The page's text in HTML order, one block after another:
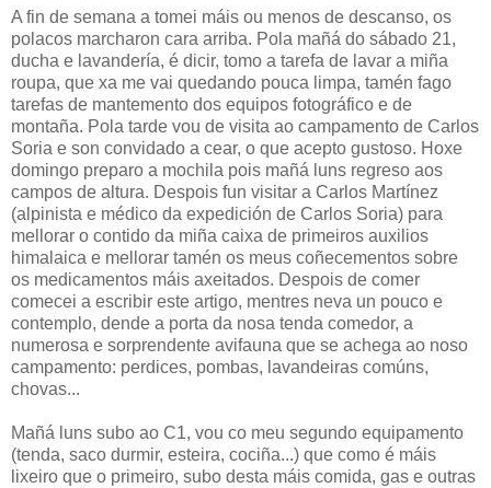
A fin de semana a tomei máis ou menos de descanso, os
polacos marcharon cara arriba. Pola mañá do sábado 21,
ducha e lavandería, é dicir, tomo a tarefa de lavar a miña
roupa, que xa me vai quedando pouca limpa, tamén fago
tarefas de mantemento dos equipos fotográfico e de
montaña. Pola tarde vou de visita ao campamento de Carlos
Soria e son convidado a cear, o que acepto gustoso. Hoxe
domingo preparo a mochila pois mañá luns regreso aos
campos de altura. Despois fun visitar a Carlos Martínez
(alpinista e médico da expedición de Carlos Soria) para
mellorar o contido da miña caixa de primeiros auxilios
himalaica e mellorar tamén os meus coñecementos sobre
os medicamentos máis axeitados. Despois de comer
comecei a escribir este artigo, mentres neva un pouco e
contemplo, dende a porta da nosa tenda comedor, a
numerosa e sorprendente avifauna que se achega ao noso
campamento: perdices, pombas, lavandeiras comúns,
chovas...
Mañá luns subo ao C1, vou co meu segundo equipamento
(tenda, saco durmir, esteira, cociña...) que como é máis
lixeiro que o primeiro, subo desta máis comida, gas e outras